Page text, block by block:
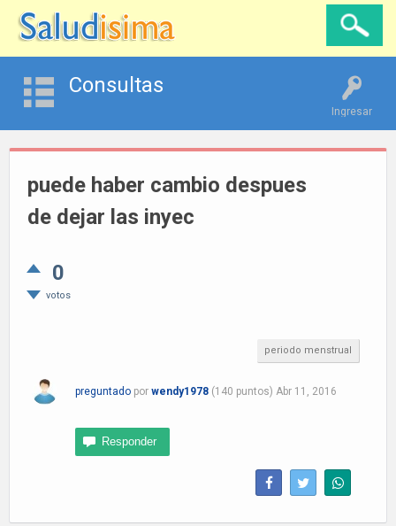
Ingresar
Consultas
puede haber cambio despues
de dejar las inyec
0
votos
periodo menstrual
preguntado por wendy1978 (140 puntos) Abr 11, 2016